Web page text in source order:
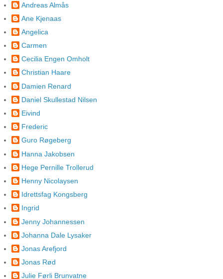
Andreas Almås
Ane Kjenaas
Angelica
Carmen
Cecilia Engen Omholt
Christian Haare
Damien Renard
Daniel Skullestad Nilsen
Eivind
Frederic
Guro Røgeberg
Hanna Jakobsen
Hege Pernille Trollerud
Henny Nicolaysen
Idrettsfag Kongsberg
Ingrid
Jenny Johannessen
Johanna Dale Lysaker
Jonas Arefjord
Jonas Rød
Julie Førli Brunvatne